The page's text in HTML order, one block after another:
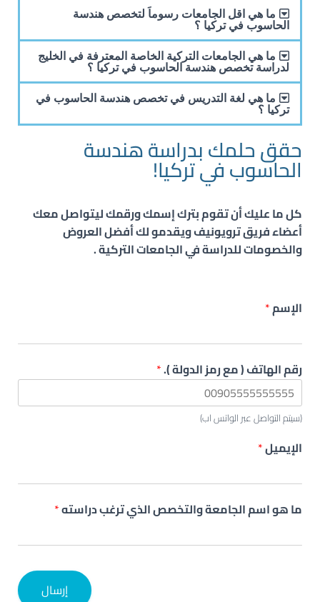
ما هي اقل الجامعات رسوماَ لتخصص هندسة
الحاسوب في تركيا ؟
ما هي الجامعات التركية الخاصة المعترفة في الخليج
لدراسة تخصص هندسة الحاسوب في تركيا ؟
ما هي لغة التدريس في تخصص هندسة الحاسوب في
تركيا ؟
حقق حلمك بدراسة هندسة
الحاسوب في تركيا!
كل ما عليك أن تقوم بترك إسمك ورقمك ليتواصل معك
أعضاء فريق ترويونيف ويقدمو لك أفضل العروض
والخصومات للدراسة في الجامعات التركية .
الإسم*
رقم الهاتف ( مع رمز الدولة ).*
(سيتم التواصل عبر الواتس اب)
الإيميل*
ما هو اسم الجامعة والتخصص الذي ترغب دراسته*
إرسال